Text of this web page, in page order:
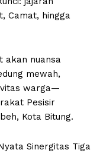
Camat, hingga
akan nuansa
mewah,
warga—
Pesisir
Kota Bitung.
Sinergitas Tiga